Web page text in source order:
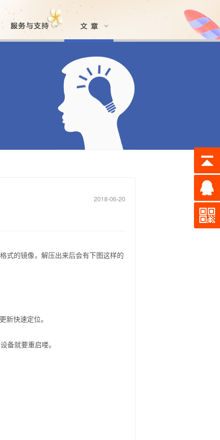
2018-06-20
式的镜像，解压出来后会有下图这样的
快速定位。
备就要重启喽。